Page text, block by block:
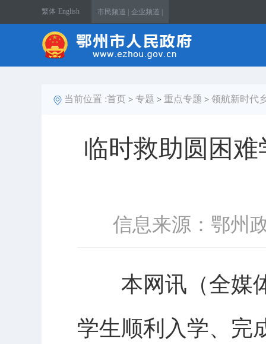
繁体 English 市民频道 | 企业频道 |
当前位置 :首页 > 专题 > 重点专题 > 领航新时代
临时救助圆困
信息来源：鄂州
本网讯（全媒体
学生顺利入学、完